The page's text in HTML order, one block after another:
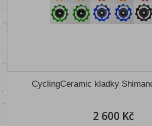
CyclingCeramic kladky
2 600 Kč